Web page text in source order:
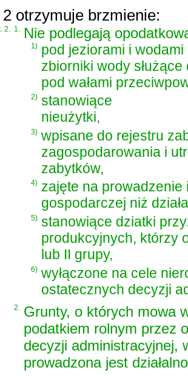
otrzymuje brzmienie:
2. 1. Nie podlegają
1) pod jeziorami i
zbiorniki wody
pod wałami
2) stanowiące
nieużytki,
3) wpisane do rejestru
zagospodarowania i
zabytków,
4) zajęte na prowadzenie
gospodarczej niż
5) stanowiące dziatki
produkcyjnych, którzy
lub II grupy,
6) wyłączone na cele
ostatecznych decyzji
2. Grunty, o których mowa
podatkiem rolnym przez
decyzji administracyjnej,
prowadzona jest